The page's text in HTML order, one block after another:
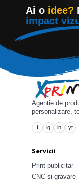
Ai o idee?
impact
Agentie de
personalizare,
f ig in yt
Servicii
Print publicitar
CNC si gravare